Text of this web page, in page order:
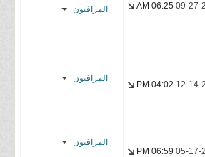
sensei
09-27-
06:25 AM المراقبون
sensei
12-14-
04:02 PM
المراقبون
sensei
05-17-
06:59 PM
المراقبون